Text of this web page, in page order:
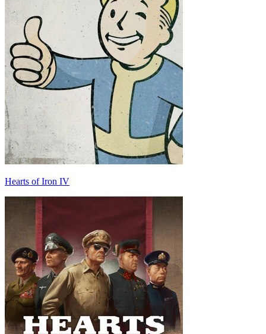
Hearts of Iron IV